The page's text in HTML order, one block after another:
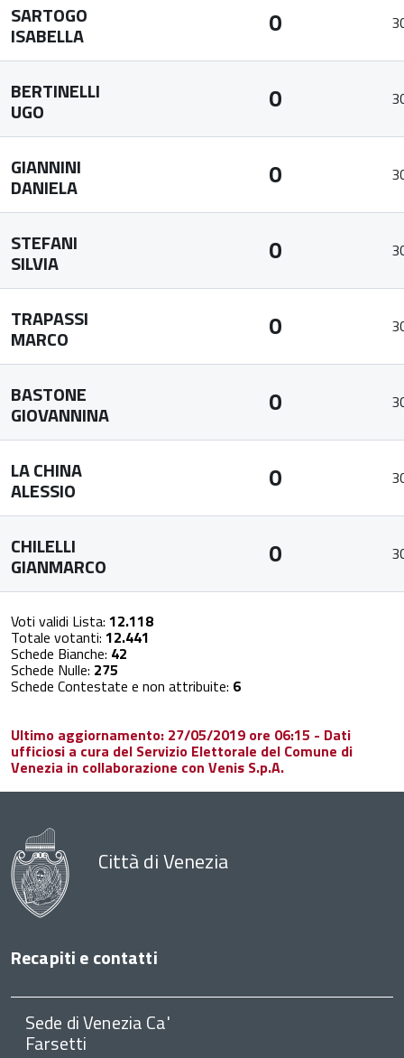
SARTOGO
ISABELLA 0
BERTINELLI
UGO 0
GIANNINI
DANIELA 0
STEFANI
SILVIA 0
TRAPASSI
MARCO 0
BASTONE
GIOVANNINA 0
LA CHINA
ALESSIO 0
CHILELLI
GIANMARCO 0
Voti validi Lista: 12.118
Totale votanti: 12.441
Schede Bianche: 42
Schede Nulle: 275
Schede Contestate e non attribuite: 6
Ultimo aggiornamento: 27/05/2019 ore 06:15 - Dati
ufficiosi a cura del Servizio Elettorale del Comune di
Venezia in collaborazione con Venis S.p.A.
Città di Venezia
Recapiti e contatti
Sede di Venezia Ca'
Farsetti